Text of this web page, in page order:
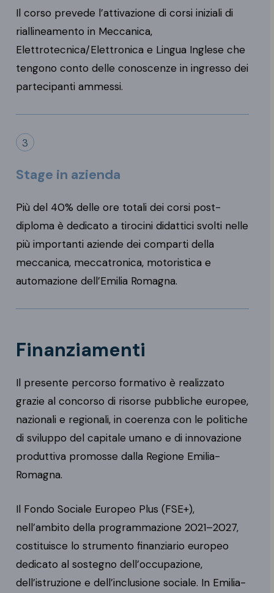
Il corso prevede l’attivazione di corsi iniziali di
riallineamento in Meccanica,
Elettrotecnica/Elettronica e Lingua Inglese che
tengono conto delle conoscenze in ingresso dei
partecipanti ammessi.
3
Stage in azienda
Più del 40% delle ore totali dei corsi post-
diploma è dedicato a tirocini didattici svolti nelle
più importanti aziende dei comparti della
meccanica, meccatronica, motoristica e
automazione dell’Emilia Romagna.
Finanziamenti
Il presente percorso formativo è realizzato
grazie al concorso di risorse pubbliche europee,
nazionali e regionali, in coerenza con le politiche
di sviluppo del capitale umano e di innovazione
produttiva promosse dalla Regione Emilia-
Romagna.
Il Fondo Sociale Europeo Plus (FSE+),
nell’ambito della programmazione 2021–2027,
costituisce lo strumento finanziario europeo
dedicato al sostegno dell’occupazione,
dell’istruzione e dell’inclusione sociale. In Emilia-